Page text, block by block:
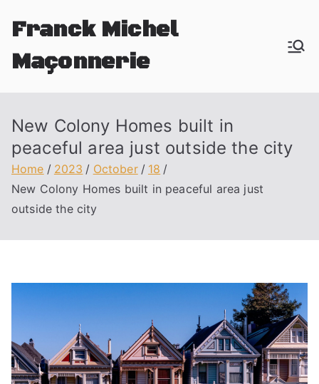
content
Franck Michel
Maçonnerie
New Colony Homes built in
peaceful area just outside the city
Home 2023 October
18
New Colony Homes built in peaceful area just
outside the city